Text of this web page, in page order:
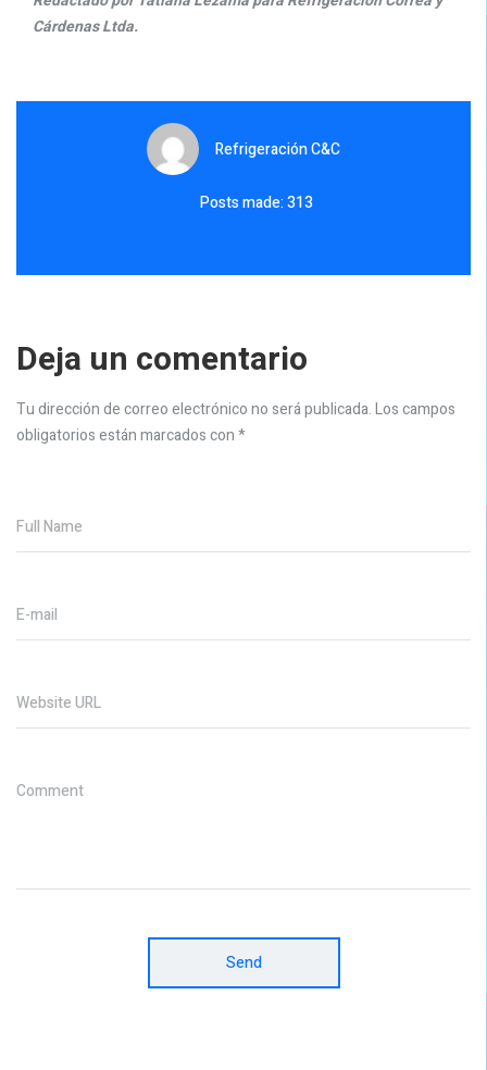
Cárdenas Ltda.
Refrigeración C&C
Posts made: 313
Deja un comentario
Tu dirección de correo electrónico no será publicada.Los campos
obligatorios están marcados con*
Full Name
E-mail
Website URL
Comment
Send